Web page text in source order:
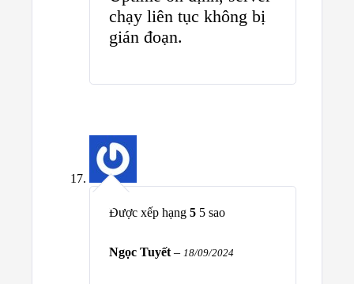
chạy liên tục không bị
gián đoạn.
Được xếp hạng 5 5 sao
Ngọc Tuyết – 18/09/2024